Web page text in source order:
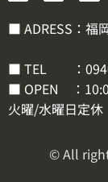
■ ADRESS：福
■ TEL ：
■ OPEN ：
火曜/水曜日定休
© All